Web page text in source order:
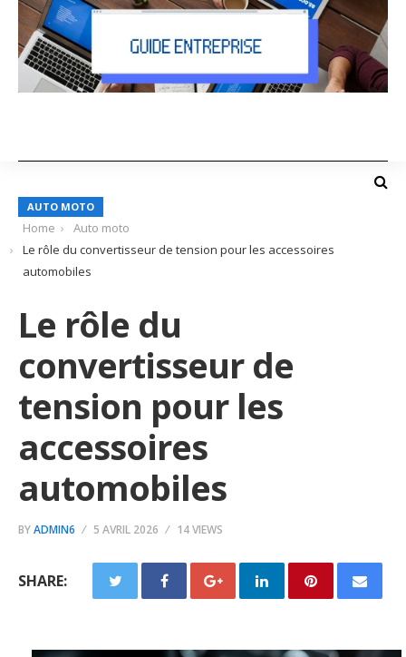
AUTO MOTO
Home
Auto moto
Le rôle du convertisseur de tension pour les accessoires
automobiles
Le rôle du
convertisseur de
tension pour les
accessoires
automobiles
BYADMIN6 5 AVRIL 2026 14 VIEWS
SHARE: